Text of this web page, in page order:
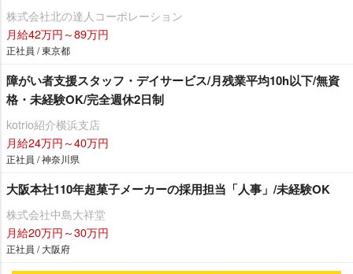
株式会社北の達人コーポレーション
月給42万円～89万円
正社員 / 東京都
障がい者支援スタッフ・デイサービス/月残業平均10h以下/無資
格・未経験OK/完全週休2日制
kotrio紹介横浜支店
月給24万円～40万円
正社員 / 神奈川県
大阪本社110年超菓子メーカーの採用担当「人事」/未経験OK
株式会社中島大祥堂
月給20万円～30万円
正社員 / 大阪府